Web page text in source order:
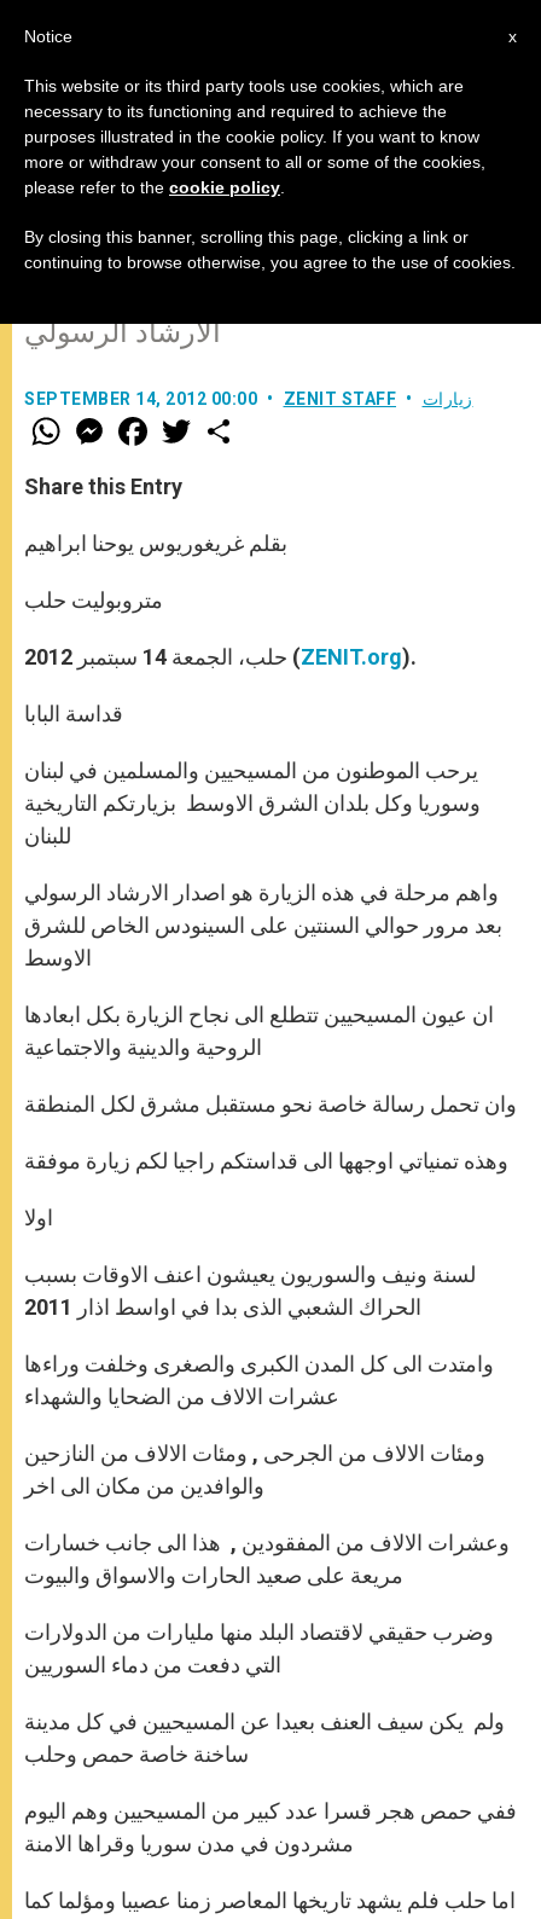
تمنيات ثلاث موجهة الى قداسة البابا
بيندكتس السادس عشر
الارشاد الرسولي
SEPTEMBER 14, 2012 00:00 ZENIT STAFF زيارات
W
h
t
s
p
M
e
s
e
g
e
F
a
e
b
o
k
w
Share this Entry
بقلم غريغوريوس يوحنا ابراهيم
متروبوليت حلب
حلب، الجمعة 14 سبتمبر 2012 (ZENIT.org).
قداسة البابا
يرحب الموطنون من المسيحيين والمسلمين في لبنان
وسوريا وكل بلدان الشرق الاوسط بزيارتكم التاريخية
للبنان
واهم مرحلة في هذه الزيارة هو اصدار الارشاد الرسولي
بعد مرور حوالي السنتين على السينودس الخاص للشرق
الاوسط
ان عيون المسيحيين تتطلع الى نجاح الزيارة بكل ابعادها
الروحية والدينية والاجتماعية
وان تحمل رسالة خاصة نحو مستقبل مشرق لكل المنطقة
وهذه تمنياتي اوجهها الى قداستكم راجيا لكم زيارة موفقة
اولا
لسنة ونيف والسوريون يعيشون اعنف الاوقات بسبب
الحراك الشعبي الذى بدا في اواسط اذار 2011
وامتدت الى كل المدن الكبرى والصغرى وخلفت وراءها
عشرات الالاف من الضحايا والشهداء
ومئات الالاف من الجرحى , ومئات الالاف من النازحين
والوافدين من مكان الى اخر
وعشرات الالاف من المفقودين , هذا الى جانب خسارات
مريعة على صعيد الحارات والاسواق والبيوت
وضرب حقيقي لاقتصاد البلد منها مليارات من الدولارات
التي دفعت من دماء السوريين
ولم يكن سيف العنف بعيدا عن المسيحيين في كل مدينة
ساخنة خاصة حمص وحلب
ففي حمص هجر قسرا عدد كبير من المسيحيين وهم اليوم
مشردون في مدن سوريا وقراها الامنة
اما حلب فلم يشهد تاريخها المعاصر زمنا عصيبا ومؤلما كما
x
Notice
This website or its third party tools use cookies, which are
necessary to its functioning and required to achieve the
purposes illustrated in the cookie policy. If you want to know
more or withdraw your consent to all or some of the cookies,
please refer to the cookie policy
By closing this banner, scrolling this page, clicking a link or
continuing to browse otherwise, you agree to the use of cookies.